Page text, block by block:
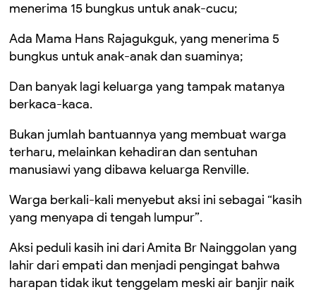
menerima 15 bungkus untuk anak-cucu;
Ada Mama Hans Rajagukguk, yang menerima 5
bungkus untuk anak-anak dan suaminya;
Dan banyak lagi keluarga yang tampak matanya
berkaca-kaca.
Bukan jumlah bantuannya yang membuat warga
terharu, melainkan kehadiran dan sentuhan
manusiawi yang dibawa keluarga Renville.
Warga berkali-kali menyebut aksi ini sebagai “kasih
yang menyapa di tengah lumpur”.
Aksi peduli kasih ini dari Amita Br Nainggolan yang
lahir dari empati dan menjadi pengingat bahwa
harapan tidak ikut tenggelam meski air banjir naik